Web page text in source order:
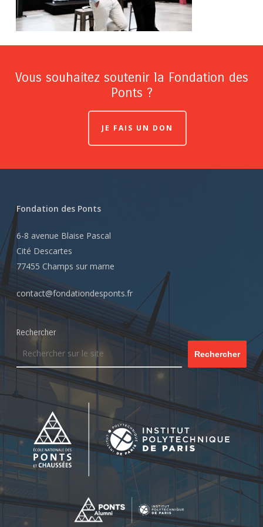
Vous souhaitez soutenir la Fondation des
Ponts ?
JE FAIS UN DON
Fondation des Ponts
6-8 avenue Blaise Pascal
Cité Descartes
77455 Champs sur marne
contact@fondationdesponts.fr
Rechercher
Rechercher